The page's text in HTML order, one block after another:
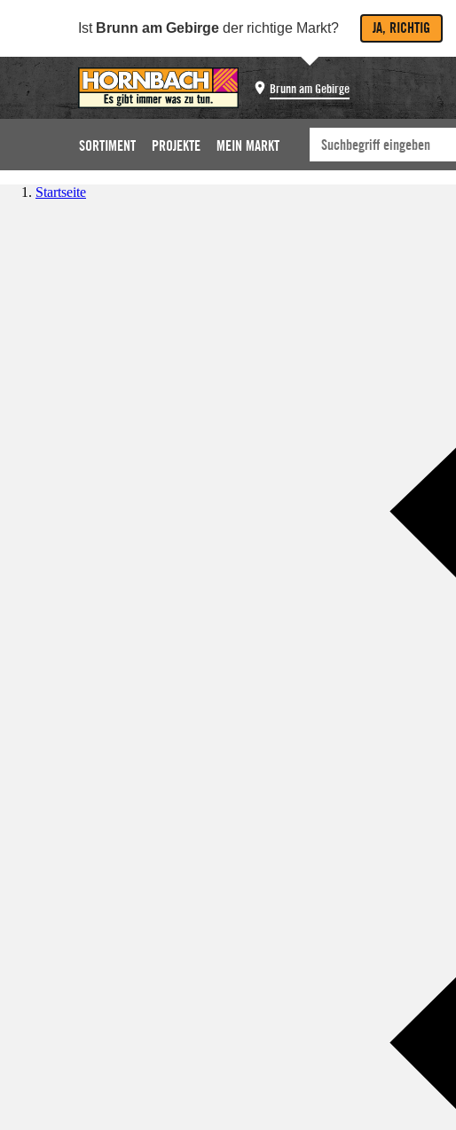
Ist Brunn am Gebirge der richtige Markt? JA, RICHTIG
Brunn am Gebirge
SORTIMENT PROJEKTE MEIN MARKT
Startseite